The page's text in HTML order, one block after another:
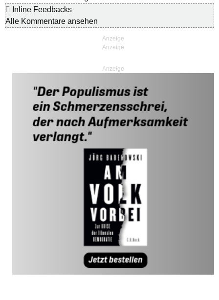
Inline Feedbacks
Alle Kommentare ansehen
Anzeige